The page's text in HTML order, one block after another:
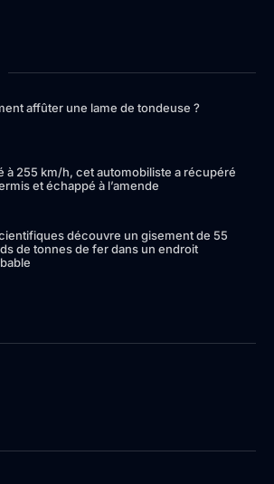
affûter une lame de tondeuse ?
à 255 km/h, cet automobiliste a récupéré
et échappé à l’amende
découvre un gisement de 55
de tonnes de fer dans un endroit